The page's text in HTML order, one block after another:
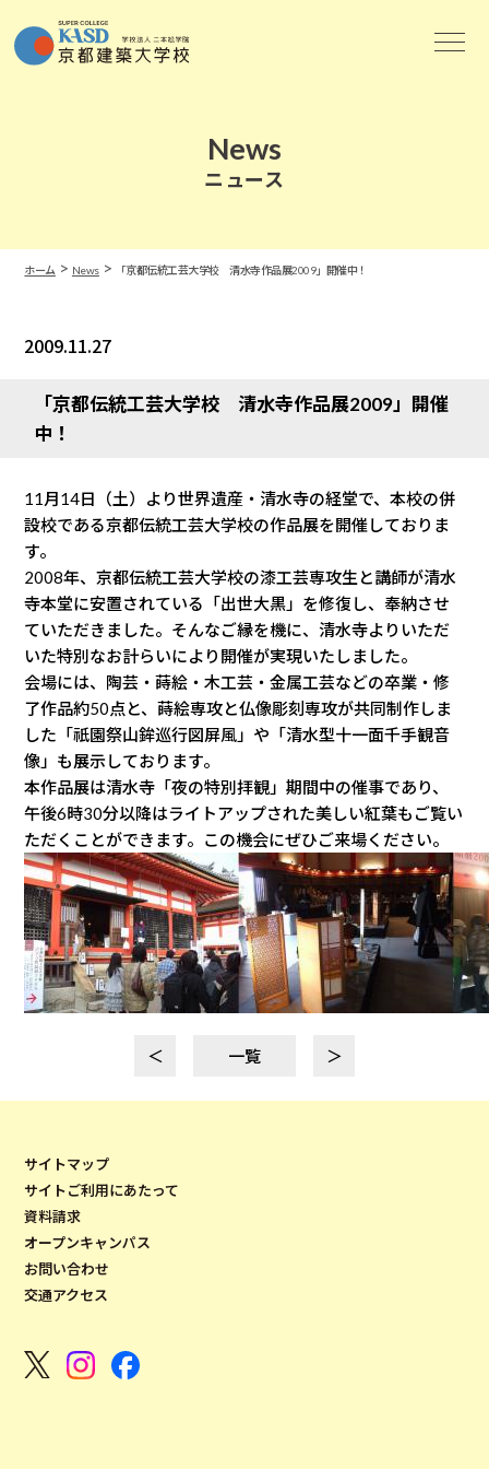
News
ニュース
ホーム > News> 「京都伝統工芸大学校 清水寺作品展2009」開催中！
2009.11.27
「京都伝統工芸大学校 清水寺作品展2009」開催
中！
11月14日（土）より世界遺産・清水寺の経堂で、本校の併
設校である京都伝統工芸大学校の作品展を開催しておりま
す。
2008年、京都伝統工芸大学校の漆工芸専攻生と講師が清水
寺本堂に安置されている「出世大黒」を修復し、奉納させ
ていただきました。そんなご縁を機に、清水寺よりいただ
いた特別なお計らいにより開催が実現いたしました。
会場には、陶芸・蒔絵・木工芸・金属工芸などの卒業・修
了作品約50点と、蒔絵専攻と仏像彫刻専攻が共同制作しま
した「祇園祭山鉾巡行図屏風」や「清水型十一面千手観音
像」も展示しております。
本作品展は清水寺「夜の特別拝観」期間中の催事であり、
午後6時30分以降はライトアップされた美しい紅葉もご覧い
ただくことができます。この機会にぜひご来場ください。
＜ 一覧 ＞
サイトマップ
サイトご利用にあたって
資料請求
オープンキャンパス
お問い合わせ
交通アクセス